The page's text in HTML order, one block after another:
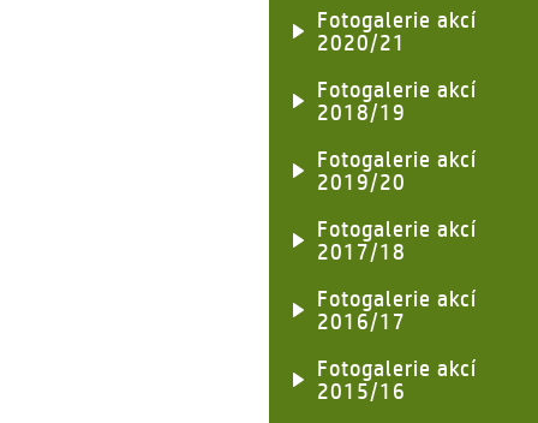
Fotogalerie akcí
2020/21
Fotogalerie akcí
2018/19
Fotogalerie akcí
2019/20
Fotogalerie akcí
2017/18
Fotogalerie akcí
2016/17
Fotogalerie akcí
2015/16